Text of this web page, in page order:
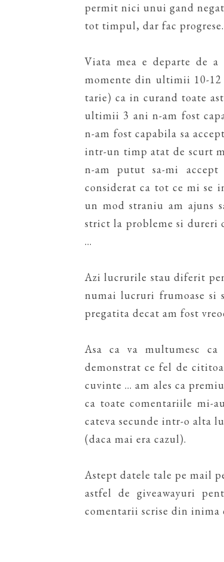
permit nici unui gand
tot timpul, dar fac progrese.
Viata mea e departe de
momente din ultimii 10-12
tarie) ca in curand toate
ultimii 3 ani n-am fost
n-am fost capabila sa
intr-un timp atat de scurt
n-am putut sa-mi
considerat ca tot ce mi se
un mod straniu am ajuns
strict la probleme si dureri
...
Azi lucrurile stau diferit
numai lucruri frumoase si
pregatita decat am fost
Asa ca va multumesc
demonstrat ce fel de
cuvinte ... am ales ca
ca toate comentariile mi-
cateva secunde intr-o alta
(daca mai era cazul).
Astept datele tale pe mail
astfel de giveawayuri
comentarii scrise din inima